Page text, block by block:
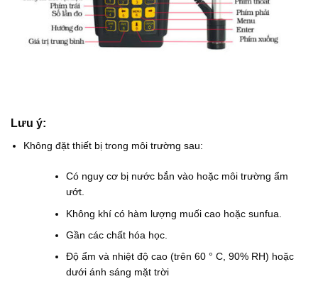
Lưu ý:
Không đặt thiết bị trong môi trường sau:
Có nguy cơ bị nước bắn vào hoặc môi trường ẩm
ướt.
Không khí có hàm lượng muối cao hoặc sunfua.
Gần các chất hóa học.
Độ ẩm và nhiệt độ cao (trên 60 ° C, 90% RH) hoặc
dưới ánh sáng mặt trời